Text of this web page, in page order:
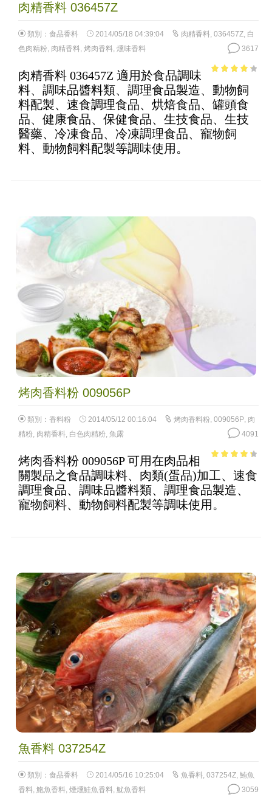
肉精香料 036457Z
類別： 食品香料 2014/05/18 04:39:04 肉精香料, 036457Z, 白
色肉精粉, 肉精香料, 烤肉香料, 燻味香料 3617
of 5
肉精香料 036457Z 適用於食品調味
料、調味品醬料類、調理食品製造、動物飼
料配製、速食調理食品、烘焙食品、罐頭食
品、健康食品、保健食品、生技食品、生技
醫藥、冷凍食品、冷凍調理食品、寵物飼
料、動物飼料配製等調味使用。
烤肉香料粉 009056P
類別： 香料粉 2014/05/12 00:16:04 烤肉香料粉, 009056P, 肉
精粉, 肉精香料 白色肉精粉, 魚露 4091
of 5
烤肉香料粉 009056P 可用在肉品相
關製品之食品調味料、肉類(蛋品)加工、速食
調理食品、調味品醬料類、調理食品製造、
寵物飼料、動物飼料配製等調味使用。
魚香料 037254Z
類別： 食品香料 2014/05/16 10:25:04 魚香料, 037254Z, 鮪魚
香料, 鮑魚香料, 煙燻鮭魚香料, 魷魚香料 3059